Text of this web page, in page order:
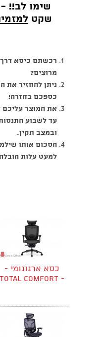
שימו לב!!
שקט
רכשתם כיסא
מרוצים?
ניתן להחזיר את
כספכם בחזרה!
את המוצר
עד לשבוע
ובמצב תקין.
הסכום אותו
למעט עלות
כסא ארגונומי -
TOTAL COMFORT -